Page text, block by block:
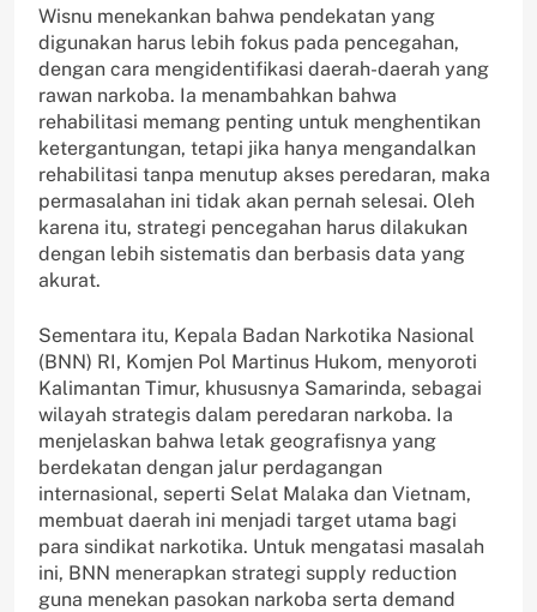
Wisnu menekankan bahwa pendekatan yang
digunakan harus lebih fokus pada pencegahan,
dengan cara mengidentifikasi daerah-daerah yang
rawan narkoba. Ia menambahkan bahwa
rehabilitasi memang penting untuk menghentikan
ketergantungan, tetapi jika hanya mengandalkan
rehabilitasi tanpa menutup akses peredaran, maka
permasalahan ini tidak akan pernah selesai. Oleh
karena itu, strategi pencegahan harus dilakukan
dengan lebih sistematis dan berbasis data yang
akurat.
Sementara itu, Kepala Badan Narkotika Nasional
(BNN) RI, Komjen Pol Martinus Hukom, menyoroti
Kalimantan Timur, khususnya Samarinda, sebagai
wilayah strategis dalam peredaran narkoba. Ia
menjelaskan bahwa letak geografisnya yang
berdekatan dengan jalur perdagangan
internasional, seperti Selat Malaka dan Vietnam,
membuat daerah ini menjadi target utama bagi
para sindikat narkotika. Untuk mengatasi masalah
ini, BNN menerapkan strategi supply reduction
guna menekan pasokan narkoba serta demand